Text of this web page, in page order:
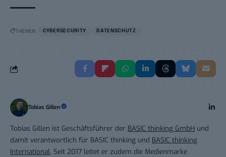
THEMEN: CYBERSECURITY DATENSCHUTZ
Tobias Gillen
Tobias Gillen ist Geschäftsführer der BASIC thinking GmbH und
damit verantwortlich für BASIC thinking und BASIC thinking
International. Seit 2017 leitet er zudem die Medienmarke